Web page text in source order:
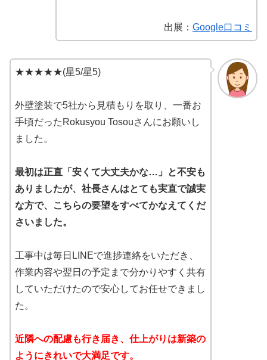
出展： Google口コミ
★★★★★(星5/星5)
外壁塗装で5社から見積もりを取り、一番お
手頃だったRokusyou Tosouさんにお願いし
ました。
最初は正直「安くて大丈夫かな…」と不安も
ありましたが、社長さんはとても実直で誠実
な方で、こちらの要望をすべてかなえてくだ
さいました。
工事中は毎日LINEで進捗連絡をいただき、
作業内容や翌日の予定まで分かりやすく共有
していただけたので安心してお任せできまし
た。
近隣への配慮も行き届き、仕上がりは新築の
ようにきれいで大満足です。